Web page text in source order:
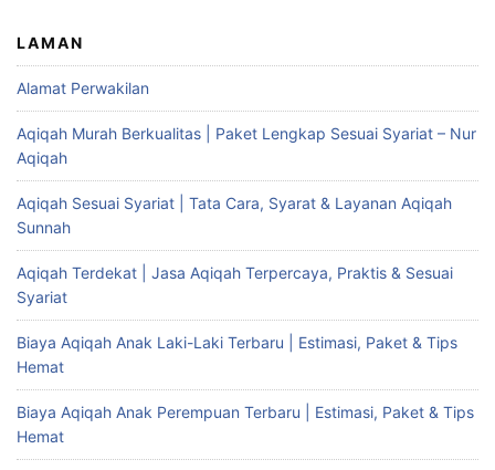
LAMAN
Alamat Perwakilan
Aqiqah Murah Berkualitas | Paket Lengkap Sesuai Syariat – Nur
Aqiqah
Aqiqah Sesuai Syariat | Tata Cara, Syarat & Layanan Aqiqah
Sunnah
Aqiqah Terdekat | Jasa Aqiqah Terpercaya, Praktis & Sesuai
Syariat
Biaya Aqiqah Anak Laki-Laki Terbaru | Estimasi, Paket & Tips
Hemat
Biaya Aqiqah Anak Perempuan Terbaru | Estimasi, Paket & Tips
Hemat